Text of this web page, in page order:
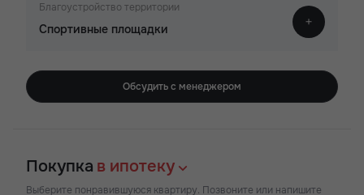
Благоустройство территории
Спортивные площадки
Обсудить с менеджером
Покупка в ипотеку
Выберите понравившуюся квартиру. Позвоните или напишите